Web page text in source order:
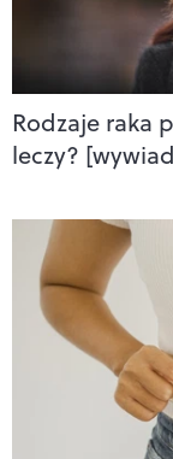
Rodzaje raka
leczy?